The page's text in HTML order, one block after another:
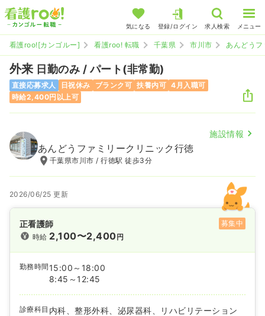
気になる 登録/ログイン 求人検索 メニュー
看護roo![カンゴルー] 看護roo! 転職 千葉県 市川市 あんどう
外来 日勤のみ / パート(非常勤)
直接応募求人 日祝休み ブランク可 扶養内可 4月入職可
時給2,400円以上可
施設情報
あんどうファミリークリニック行徳
千葉県市川市 / 行徳駅 徒歩3分
2026/06/25 更新
正看護師
募集中
時給 2,100〜2,400円
勤務時間 15:00～18:00
8:45～12:45
診療科目 内科、整形外科、泌尿器科、リハビリテーション